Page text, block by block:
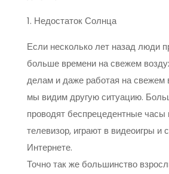
1. Недостаток Солнца
Если несколько лет назад люди
больше времени на свежем
делам и даже работая на свежем
мы видим другую ситуацию.
проводят беспрецедентные часы
телевизор, играют в видеоигры и
Интернете.
Точно так же большинство